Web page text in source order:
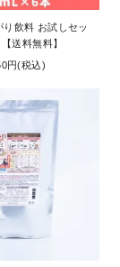
り飲料 お試しセッ
送料無料】
円(税込)